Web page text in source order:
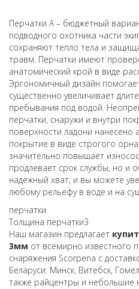
Перчатки А – бюджетный
подводного охотника части
сохраняют тепло тела и
травм. Перчатки имеют
анатомический крой в виде
Эргономичный дизайн
существенно увеличивает
пребывания под водой.
перчатки, снаружи и внутри
поверхности ладони
покрытие в виде строгого
значительно повышает
продлевает срок службы, но и
надежный хват, и вы можете
любому рельефу в воде и на
перчатки
Толщина перчатки3
Наш магазин предлагает
3мм от всемирно известного
снаряжения Scorpena с
Беларуси: Минск, Витебск,
также райцентры и небольшие